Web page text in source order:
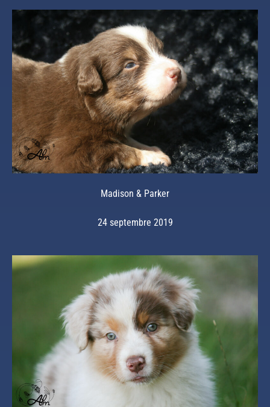
Madison & Parker
24 septembre 2019